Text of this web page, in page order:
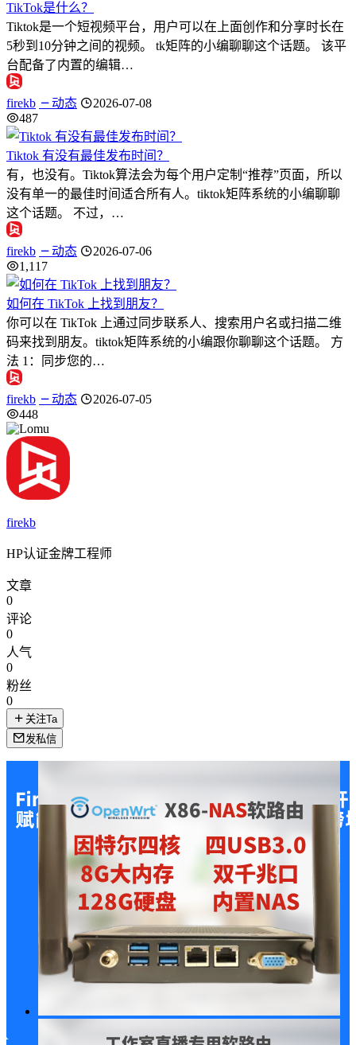
TikTok是什么？
Tiktok是一个短视频平台，用户可以在上面创作和分享时长在
5秒到10分钟之间的视频。 tk矩阵的小编聊聊这个话题。 该平
台配备了内置的编辑…
firekb 动态
2026-07-08
487
Tiktok 有没有最佳发布时间？
有，也没有。Tiktok算法会为每个用户定制“推荐”页面，所以
没有单一的最佳时间适合所有人。tiktok矩阵系统的小编聊聊
这个话题。 不过，…
firekb 动态
2026-07-06
1,117
如何在 TikTok 上找到朋友？
你可以在 TikTok 上通过同步联系人、搜索用户名或扫描二维
码来找到朋友。tiktok矩阵系统的小编跟你聊聊这个话题。 方
法 1：同步您的…
firekb 动态
2026-07-05
448
firekb
HP认证金牌工程师
文章
0
评论
0
人气
0
粉丝
0
关注Ta
发私信